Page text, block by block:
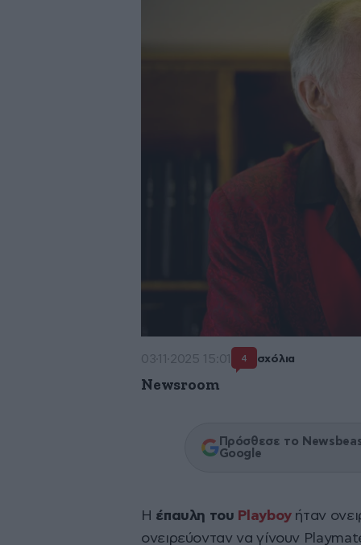
03·11·2025 15:01 4 σχόλια
Newsroom
Πρόσθεσε το
Google
Η έπαυλη του Playboyήταν
ονειρεύονταν να γίνουν